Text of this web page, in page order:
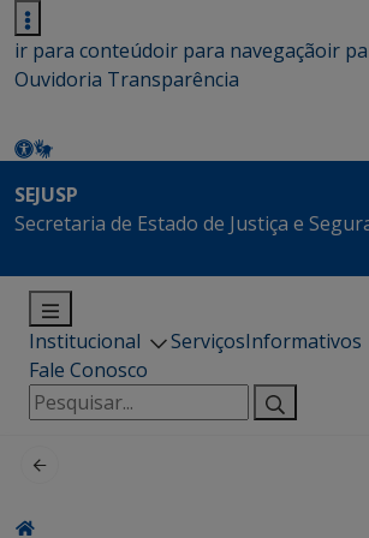
ir para conteúdoir para navegaçãoir
Ouvidoria Transparência
SEJUSP
Secretaria de Estado de Justiça e
Institucional ServiçosInformativos
Fale Conosco
Pesquisar
por: